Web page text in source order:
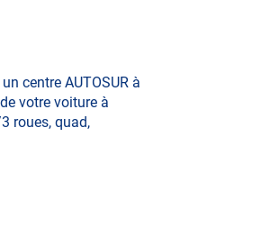
centre AUTOSUR à
votre voiture à
roues, quad,